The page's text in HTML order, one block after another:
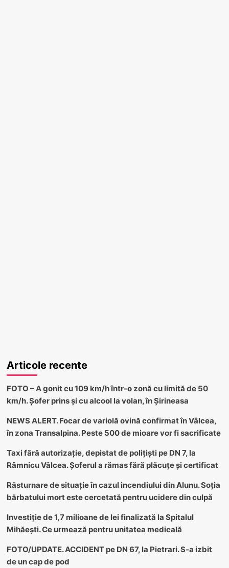
Articole recente
FOTO – A gonit cu 109 km/h într-o zonă cu limită de 50
km/h. Șofer prins și cu alcool la volan, în Șirineasa
NEWS ALERT. Focar de variolă ovină confirmat în Vâlcea,
în zona Transalpina. Peste 500 de mioare vor fi sacrificate
Taxi fără autorizație, depistat de polițiști pe DN 7, la
Râmnicu Vâlcea. Șoferul a rămas fără plăcuțe și certificat
Răsturnare de situație în cazul incendiului din Alunu. Soția
bărbatului mort este cercetată pentru ucidere din culpă
Investiție de 1,7 milioane de lei finalizată la Spitalul
Mihăești. Ce urmează pentru unitatea medicală
FOTO/UPDATE. ACCIDENT pe DN 67, la Pietrari. S-a izbit
de un cap de pod